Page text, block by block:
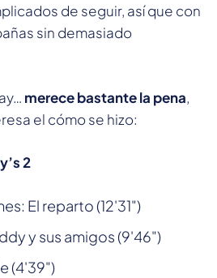
de seguir, así que con
sin demasiado
merece bastante la pena,
el cómo se hizo:
2
El reparto (12'31")
y sus amigos (9'46")
(4'39")